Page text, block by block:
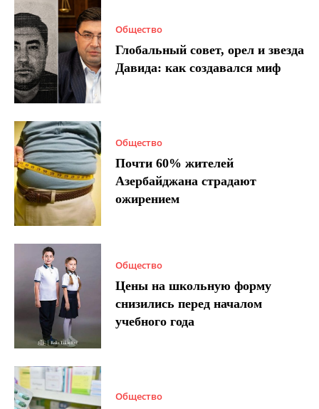
Общество
Глобальный совет, орел и звезда
Давида: как создавался миф
Общество
Почти 60% жителей
Азербайджана страдают
ожирением
Общество
Цены на школьную форму
снизились перед началом
учебного года
Общество